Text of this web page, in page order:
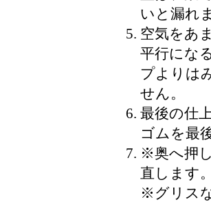
いと漏れ
空気をあ
平行にな
プよりは
せん。
最後の仕
ゴムを最
※奥へ押
直します
※グリス